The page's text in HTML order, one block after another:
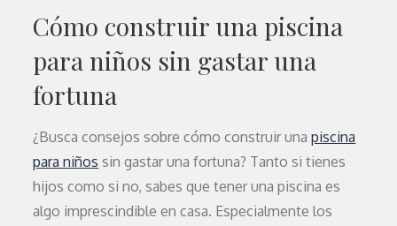
Cómo construir una piscina
para niños sin gastar una
fortuna
¿Busca consejos sobre cómo construir unapiscina
para niños sin gastar una fortuna? Tanto si tienes
hijos como si no, sabes que tener una piscina es
algo imprescindible en casa. Especialmente los